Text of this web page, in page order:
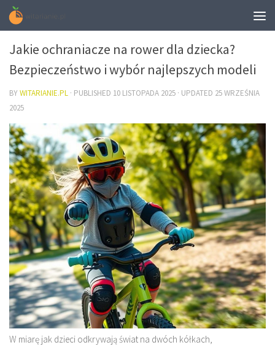
ZDROWIE
Jakie ochraniacze na rower dla dziecka?
Bezpieczeństwo i wybór najlepszych modeli
BYWITARIANIE.PL · PUBLISHED 10 LISTOPADA 2025 · UPDATED 25 WRZEŚNIA
2025
W miarę jak dzieci odkrywają świat na dwóch kółkach,